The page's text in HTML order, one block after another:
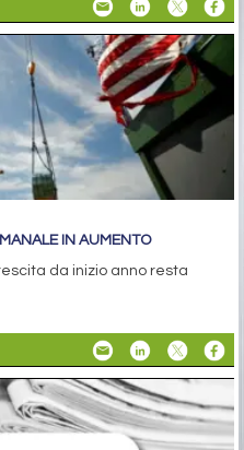
IN AUMENTO
da inizio anno resta